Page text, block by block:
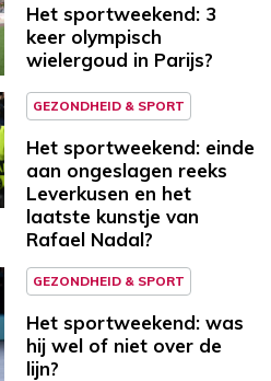
Het sportweekend: 3
keer olympisch
wielergoud in Parijs?
GEZONDHEID & SPORT
Het sportweekend: einde
aan ongeslagen reeks
Leverkusen en het
laatste kunstje van
Rafael Nadal?
GEZONDHEID & SPORT
Het sportweekend: was
hij wel of niet over de
lijn?